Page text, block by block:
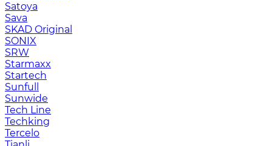
Satoya
Sava
SKAD Original
SONIX
SRW
Starmaxx
Startech
Sunfull
Sunwide
Tech Line
Techking
Tercelo